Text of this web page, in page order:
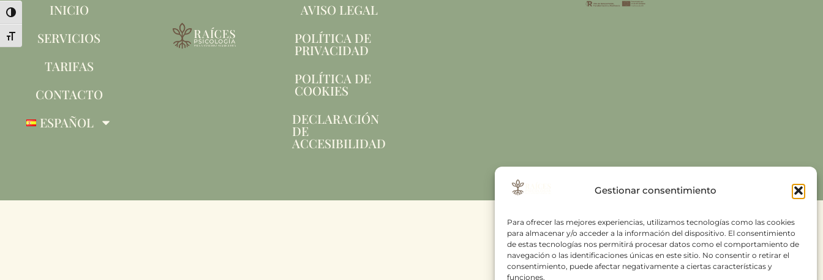
Gestionar consentimiento
Para ofrecer las mejores experiencias, utilizamos tecnologías como las cookies
para almacenar y/o acceder a la información del dispositivo. El consentimiento
de estas tecnologías nos permitirá procesar datos como el comportamiento de
navegación o las identificaciones únicas en este sitio. No consentir o retirar el
consentimiento, puede afectar negativamente a ciertas características y
funciones.
Alternar alto contraste
Alternar tamaño de letra
INICIO
SERVICIOS
TARIFAS
CONTACTO
ESPAÑOL
AVISO LEGAL
POLÍTICA DE
PRIVACIDAD
POLÍTICA DE
COOKIES
DECLARACIÓN
DE
ACCESIBILIDAD